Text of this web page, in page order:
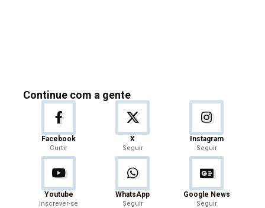
Continue com a gente
Facebook
Curtir
X
Seguir
Instagram
Seguir
Youtube
Inscrever-se
WhatsApp
Seguir
Google News
Seguir